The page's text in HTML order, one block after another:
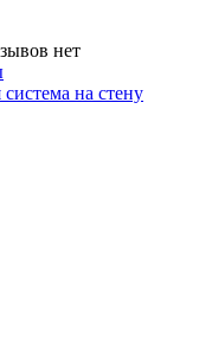
нет
на стену